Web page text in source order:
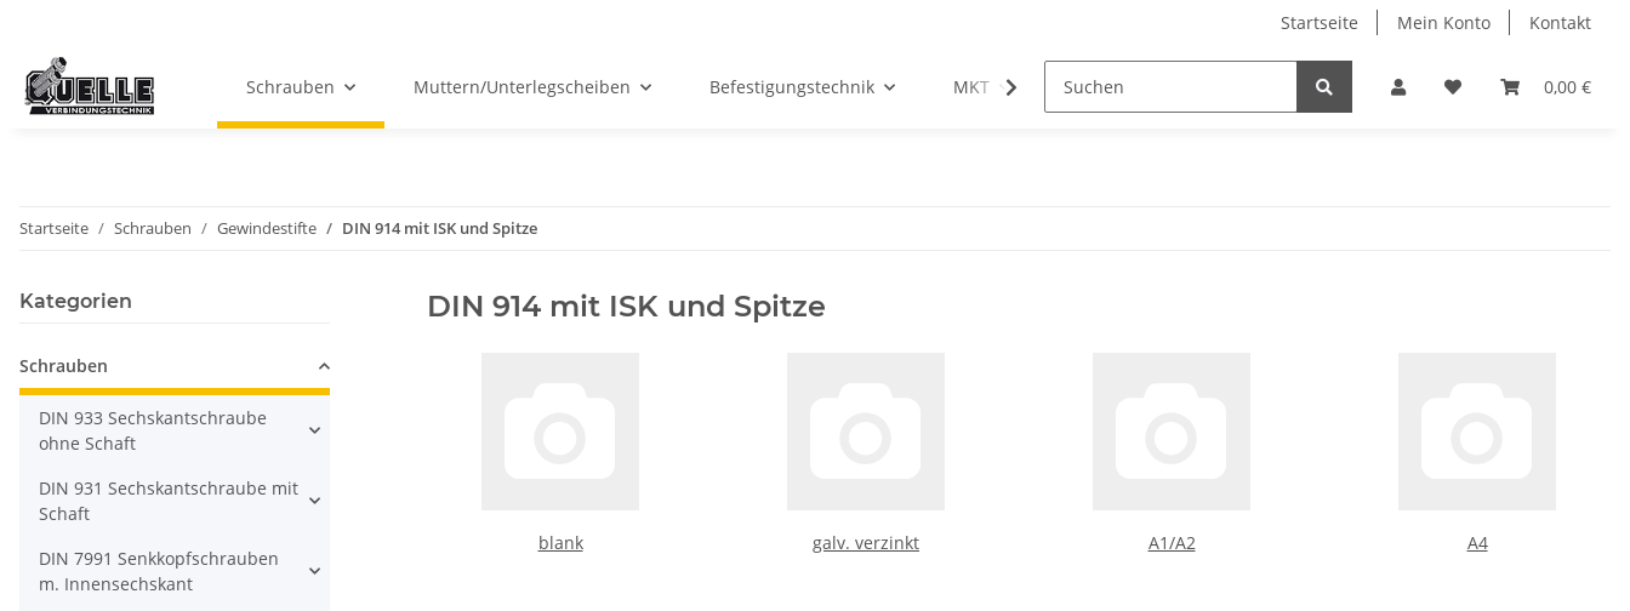
Startseite Mein Konto Kontakt
0,00 €
Schrauben Muttern/Unterlegscheiben Befestigungstechnik MKT Holzverbinder Bohrer Bits Kleben/
Startseite Schrauben Gewindestifte DIN 914 mit ISK und Spitze
DIN 914 mit ISK und Spitze
blank galv. verzinkt A1/A2 A4
Kategorien
Schrauben
DIN 933 Sechskantschraube
ohne Schaft
DIN 931 Sechskantschraube mit
Schaft
DIN 7991 Senkkopfschrauben
m. Innensechskant